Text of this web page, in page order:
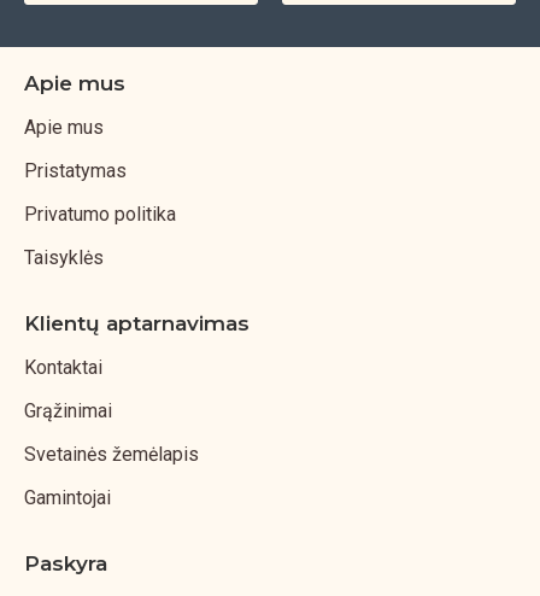
Apie mus
Apie mus
Pristatymas
Privatumo politika
Taisyklės
Klientų aptarnavimas
Kontaktai
Grąžinimai
Svetainės žemėlapis
Gamintojai
Paskyra